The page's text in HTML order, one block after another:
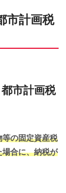
市計画税
市計画税
の固定資産税
合に、納税が